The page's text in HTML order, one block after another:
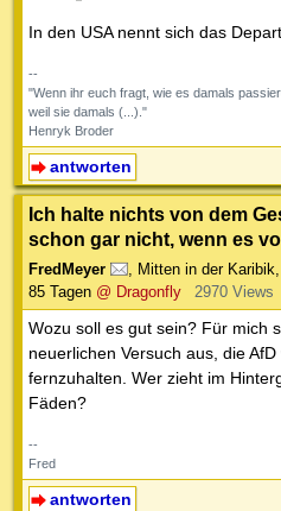
In den USA nennt sich das
--
"Wenn ihr euch fragt, wie es damals
weil sie damals (...)."
Henryk Broder
antworten
Ich halte nichts von dem
schon gar nicht, wenn es
FredMeyer , Mitten in der Karibik,
85 Tagen @ Dragonfly 2970 Views
Wozu soll es gut sein? Für mich
neuerlichen Versuch aus, die
fernzuhalten. Wer zieht im
Fäden?
--
Fred
antworten